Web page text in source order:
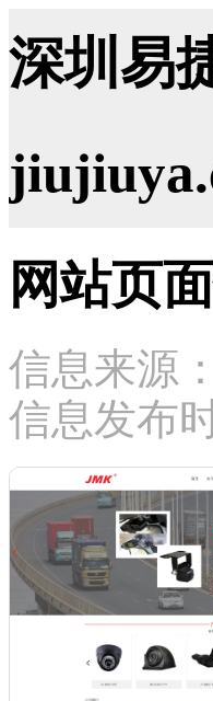
深圳易
网站页
信息来源
信息发布